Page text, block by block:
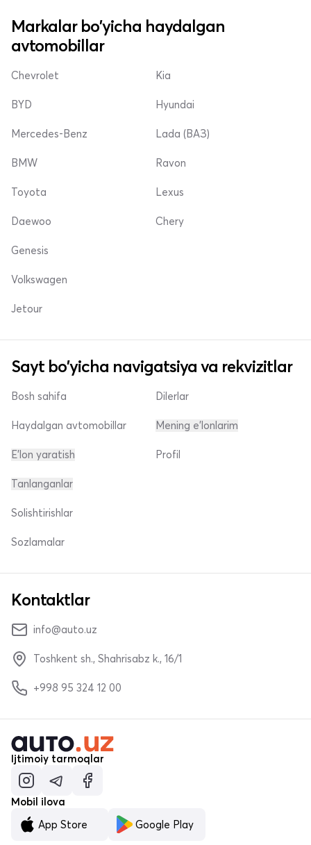
Markalar bo'yicha haydalgan
avtomobillar
Chevrolet
BYD
Mercedes-Benz
Kia
Hyundai
Lada (ВАЗ)
BMW
Toyota
Daewoo
Ravon
Lexus
Chery
Genesis
Volkswagen
Jetour
Sayt bo'yicha navigatsiya va rekvizitlar
Bosh sahifa
Haydalgan avtomobillar
E'lon yaratish
Dilerlar
Mening e'lonlarim
Profil
Tanlanganlar
Solishtirishlar
Sozlamalar
Kontaktlar
info@auto.uz
Toshkent sh., Shahrisabz k., 16/1
+998 95 324 12 00
Ijtimoiy tarmoqlar
Mobil ilova
App Store
Google Play